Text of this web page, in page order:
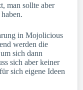
man sollte aber
in Mojolicious
werden die
sich dann
sich aber keiner
sich eigene Ideen